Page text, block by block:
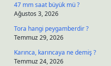
47 mm saat büyük mü ?
Ağustos 3, 2026
Tora hangi peygamberdir ?
Temmuz 29, 2026
Karınca, karıncaya ne demiş ?
Temmuz 24, 2026